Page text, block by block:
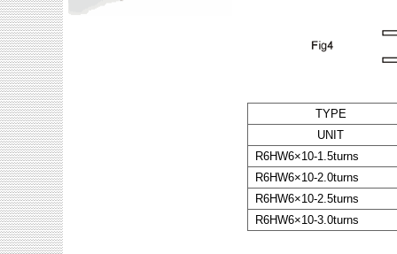
TYPE
UNIT
R6HW6×10-1.5turns
R6HW6×10-2.0turns
R6HW6×10-2.5turns
R6HW6×10-3.0turns